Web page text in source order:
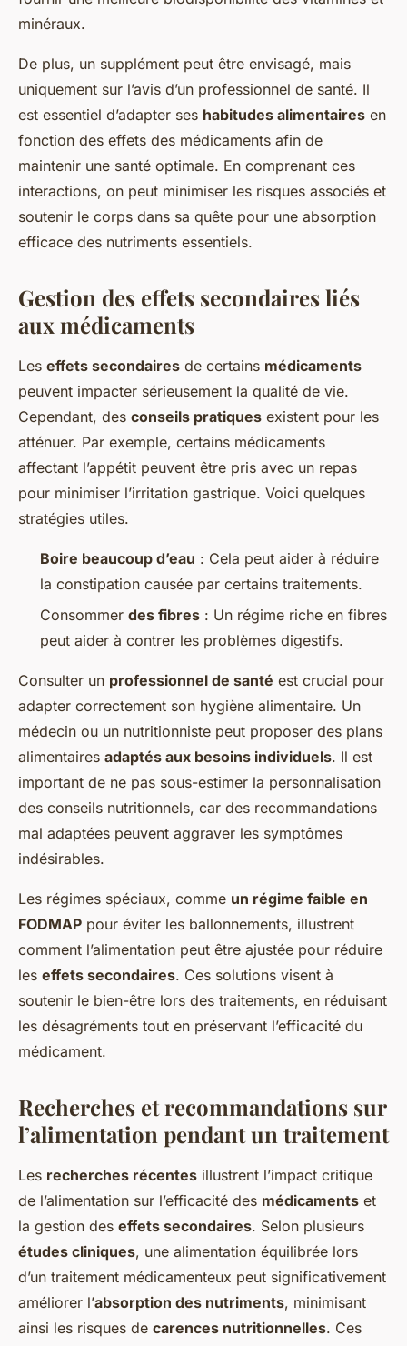
minéraux.
De plus, un supplément peut être envisagé, mais
uniquement sur l’avis d’un professionnel de santé. Il
est essentiel d’adapter ses habitudes alimentaires en
fonction des effets des médicaments afin de
maintenir une santé optimale. En comprenant ces
interactions, on peut minimiser les risques associés et
soutenir le corps dans sa quête pour une absorption
efficace des nutriments essentiels.
Gestion des effets secondaires liés
aux médicaments
Les effets secondaires de certains médicaments
peuvent impacter sérieusement la qualité de vie.
Cependant, des conseils pratiques existent pour les
atténuer. Par exemple, certains médicaments
affectant l’appétit peuvent être pris avec un repas
pour minimiser l’irritation gastrique. Voici quelques
stratégies utiles.
Boire beaucoup d’eau : Cela peut aider à réduire
la constipation causée par certains traitements.
Consommer des fibres : Un régime riche en fibres
peut aider à contrer les problèmes digestifs.
Consulter un professionnel de santé est crucial pour
adapter correctement son hygiène alimentaire. Un
médecin ou un nutritionniste peut proposer des plans
alimentaires adaptés aux besoins individuels. Il est
important de ne pas sous-estimer la personnalisation
des conseils nutritionnels, car des recommandations
mal adaptées peuvent aggraver les symptômes
indésirables.
Les régimes spéciaux, comme un régime faible en
FODMAP pour éviter les ballonnements, illustrent
comment l’alimentation peut être ajustée pour réduire
les effets secondaires. Ces solutions visent à
soutenir le bien-être lors des traitements, en réduisant
les désagréments tout en préservant l’efficacité du
médicament.
Recherches et recommandations sur
l’alimentation pendant un traitement
Les recherches récentes illustrent l’impact critique
de l’alimentation sur l’efficacité des médicaments et
la gestion des effets secondaires. Selon plusieurs
études cliniques, une alimentation équilibrée lors
d’un traitement médicamenteux peut significativement
améliorer l’absorption des nutriments, minimisant
ainsi les risques de carences nutritionnelles. Ces